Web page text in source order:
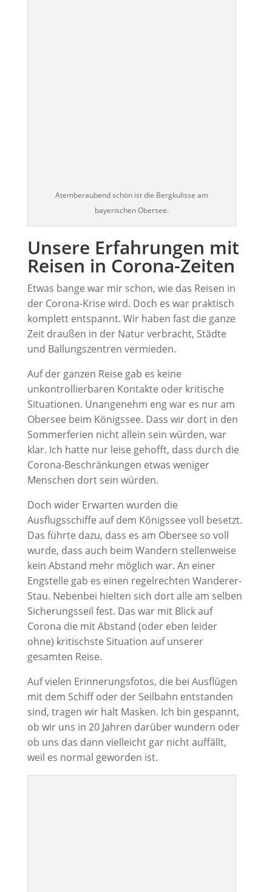
Atemberaubend schön ist die Bergkulisse am
bayerischen Obersee.
Unsere Erfahrungen mit
Reisen in Corona-Zeiten
Etwas bange war mir schon, wie das Reisen in
der Corona-Krise wird. Doch es war praktisch
komplett entspannt. Wir haben fast die ganze
Zeit draußen in der Natur verbracht, Städte
und Ballungszentren vermieden.
Auf der ganzen Reise gab es keine
unkontrollierbaren Kontakte oder kritische
Situationen. Unangenehm eng war es nur am
Obersee beim Königssee. Dass wir dort in den
Sommerferien nicht allein sein würden, war
klar. Ich hatte nur leise gehofft, dass durch die
Corona-Beschränkungen etwas weniger
Menschen dort sein würden.
Doch wider Erwarten wurden die
Ausflugsschiffe auf dem Königssee voll besetzt.
Das führte dazu, dass es am Obersee so voll
wurde, dass auch beim Wandern stellenweise
kein Abstand mehr möglich war. An einer
Engstelle gab es einen regelrechten Wanderer-
Stau. Nebenbei hielten sich dort alle am selben
Sicherungsseil fest. Das war mit Blick auf
Corona die mit Abstand (oder eben leider
ohne) kritischste Situation auf unserer
gesamten Reise.
Auf vielen Erinnerungsfotos, die bei Ausflügen
mit dem Schiff oder der Seilbahn entstanden
sind, tragen wir halt Masken. Ich bin gespannt,
ob wir uns in 20 Jahren darüber wundern oder
ob uns das dann vielleicht gar nicht auffällt,
weil es normal geworden ist.